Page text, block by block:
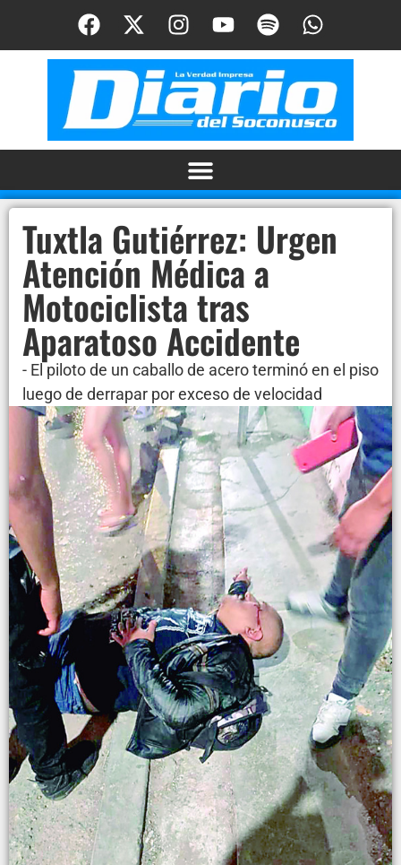
Tuxtla Gutiérrez: Urgen
Atención Médica a
Motociclista tras
Aparatoso Accidente
- El piloto de un caballo de acero terminó en el piso
luego de derrapar por exceso de velocidad